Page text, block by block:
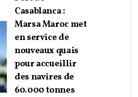
Casablanca :
Marsa Maroc met
en service de
nouveaux quais
pour accueillir
des navires de
60.000 tonnes